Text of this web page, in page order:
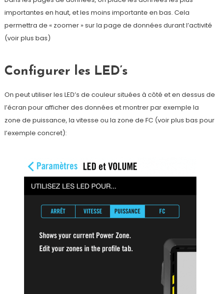
importantes en haut, et les moins importante en bas. Cela
permettra de « zoomer » sur la page de données durant l’activité
(voir plus bas)
Configurer les LED’s
On peut utiliser les LED’s de couleur situées à côté et en dessus de
l’écran pour afficher des données et montrer par exemple la
zone de puissance, la vitesse ou la zone de FC (voir plus bas pour
l’exemple concret):